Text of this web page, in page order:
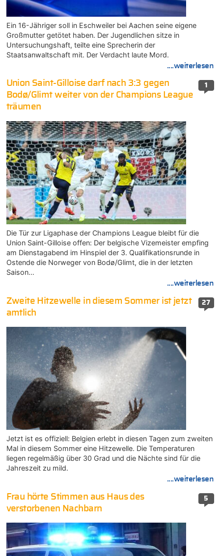
Ein 16-Jähriger soll in Eschweiler bei Aachen seine eigene
Großmutter getötet haben. Der Jugendlichen sitze in
Untersuchungshaft, teilte eine Sprecherin der
Staatsanwaltschaft mit. Der Verdacht laute Mord.
....weiterlesen
1
Union Saint-Gilloise darf nach 3:3 gegen
Bodø/Glimt weiter von der Champions League
träumen
Die Tür zur Ligaphase der Champions League bleibt für die
Union Saint-Gilloise offen: Der belgische Vizemeister empfing
am Dienstagabend im Hinspiel der 3. Qualifikationsrunde in
Ostende die Norweger von Bodø/Glimt, die in der letzten
Saison…
....weiterlesen
27
Zweite Hitzewelle in diesem Sommer ist jetzt
amtlich
Jetzt ist es offiziell: Belgien erlebt in diesen Tagen zum zweiten
Mal in diesem Sommer eine Hitzewelle. Die Temperaturen
liegen regelmäßig über 30 Grad und die Nächte sind für die
Jahreszeit zu mild.
....weiterlesen
5
Frau hörte Stimmen aus Haus des
verstorbenen Nachbarn